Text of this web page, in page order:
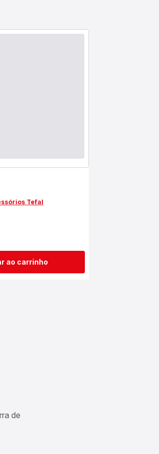
ao carrinho
Tefal
de